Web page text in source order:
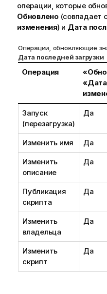
операции, которые
Обновлено (совпадает
изменения) и Дата
Операции, обновляющие
Дата последней загрузки
Операция
«Дата
Запуск
(перезагрузка)
Да
Изменить имя Да
Изменить
описание
Да
Публикация
скрипта
Да
Изменить
владельца
Да
Изменить
скрипт
Да